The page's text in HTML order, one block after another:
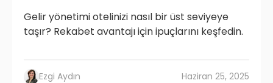
Gelir yönetimi otelinizi nasıl bir üst seviyeye
taşır? Rekabet avantajı için ipuçlarını keşfedin.
Ezgi Aydın Haziran 25, 2025